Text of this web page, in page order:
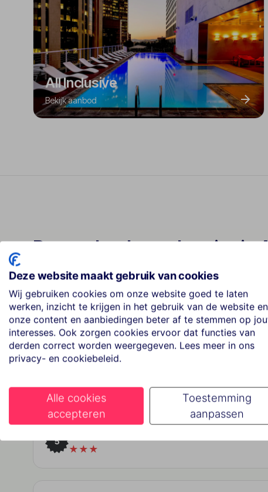
All Inclusive
Bekijk aanbod
Best geboekte vakanties in
1
Al Pescatore Hotel & Restaurant
★★★★
5
★★★
Deze website maakt gebruik van cookies
Wij gebruiken cookies om onze website goed te laten
werken, inzicht te krijgen in het gebruik van de website en
onze content en aanbiedingen beter af te stemmen op
interesses. Ook zorgen cookies ervoor dat functies van
derden correct worden weergegeven. Lees meer in ons
privacy- en cookiebeleid.
Alle cookies
accepteren
Toestemming
aanpassen